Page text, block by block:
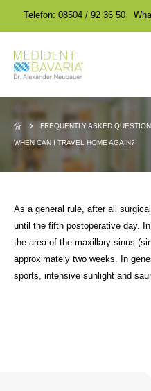
Telefon: 08504 / 92 36 50
FREQUENTLY ASKED
WHEN CAN I TRAVEL HOME AGAIN?
As a general rule, after all
until the fifth postoperative day.
the area of the maxillary sinus
approximately two weeks. In
sports, intensive sunlight and